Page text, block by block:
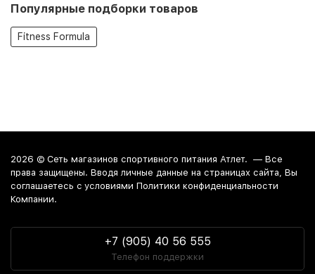
Популярные подборки товаров
Fitness Formula
2026 © Сеть магазинов спортивного питания Атлет. — Все
права защищены. Вводя личные данные на страницах сайта, Вы
соглашаетесь c условиями Политики конфиденциальности
Компании.
+7 (905) 40 56 555
Телефон поддержки